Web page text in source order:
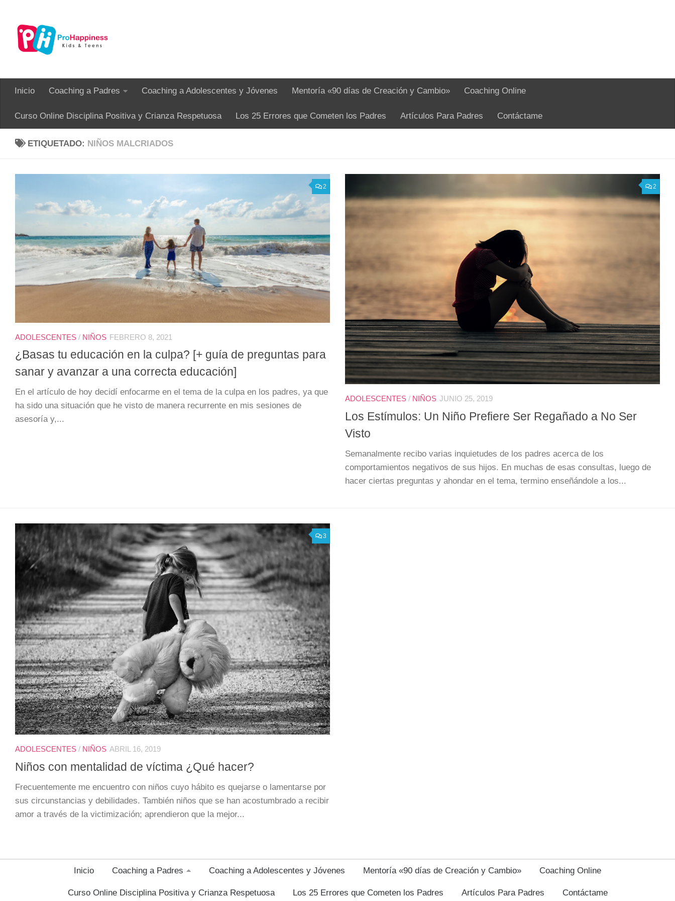
Inicio Coaching a Padres Coaching a Adolescentes y Jóvenes Mentoría «90 días de Creación y Cambio» Coaching Online
Curso Online Disciplina Positiva y Crianza Respetuosa Los 25 Errores que Cometen los Padres Artículos Para Padres Contáctame
ETIQUETADO: NIÑOS MALCRIADOS
2
ADOLESCENTES / NIÑOS FEBRERO 8, 2021
¿Basas tu educación en la culpa? [+ guía de preguntas para
sanar y avanzar a una correcta educación]
En el artículo de hoy decidí enfocarme en el tema de la culpa en los padres, ya que
ha sido una situación que he visto de manera recurrente en mis sesiones de
asesoría y,...
2
ADOLESCENTES / NIÑOS JUNIO 25, 2019
Los Estímulos: Un Niño Prefiere Ser Regañado a No Ser
Visto
Semanalmente recibo varias inquietudes de los padres acerca de los
comportamientos negativos de sus hijos. En muchas de esas consultas, luego de
hacer ciertas preguntas y ahondar en el tema, termino enseñándole a los...
3
ADOLESCENTES / NIÑOS ABRIL 16, 2019
Niños con mentalidad de víctima ¿Qué hacer?
Frecuentemente me encuentro con niños cuyo hábito es quejarse o lamentarse por
sus circunstancias y debilidades. También niños que se han acostumbrado a recibir
amor a través de la victimización; aprendieron que la mejor...
Inicio Coaching a Padres Coaching a Adolescentes y Jóvenes Mentoría «90 días de Creación y Cambio» Coaching Online
Curso Online Disciplina Positiva y Crianza Respetuosa Los 25 Errores que Cometen los Padres Artículos Para Padres Contáctame